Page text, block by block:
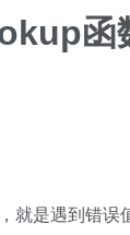
函
就是遇到错